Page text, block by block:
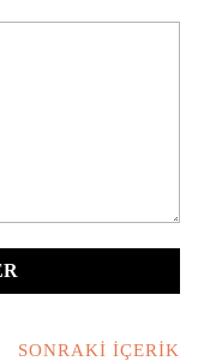
SONRAKI İÇERIK